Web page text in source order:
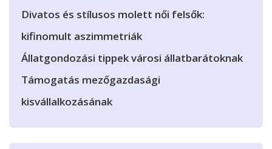
Divatos és stílusos molett női felsők:
kifinomult aszimmetriák
Állatgondozási tippek városi állatbarátoknak
Támogatás mezőgazdasági
kisvállalkozásának